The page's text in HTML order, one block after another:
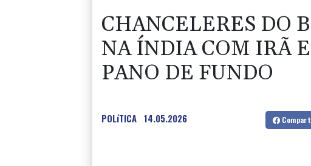
CHANCELERES DO
NA ÍNDIA COM IRÃ
PANO DE FUNDO
POLíTICA 14.05.2026